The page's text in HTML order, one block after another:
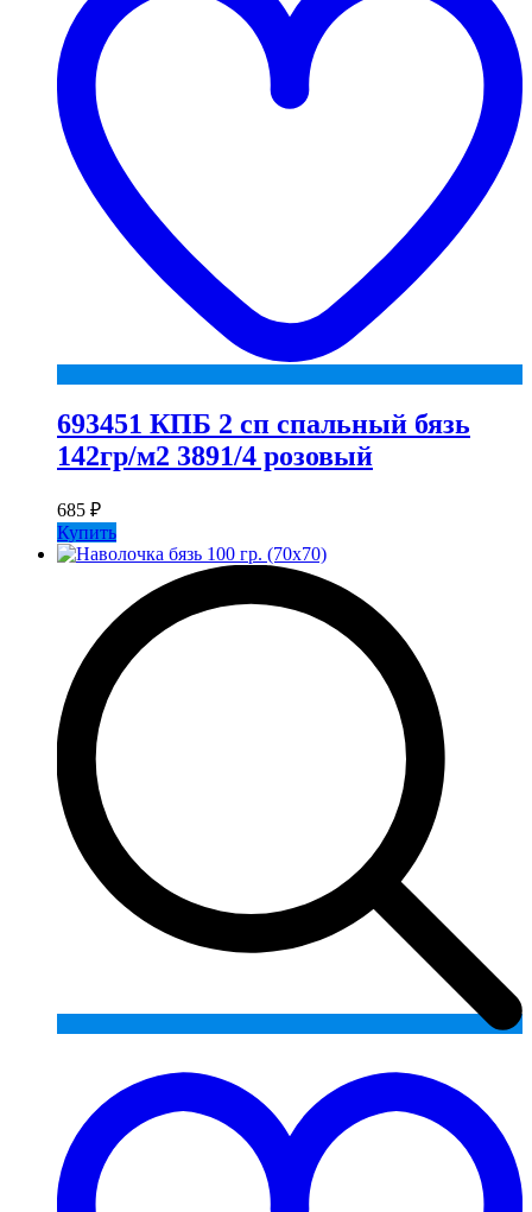
693451 КПБ 2 сп спальный бязь
142гр/м2 3891/4 розовый
685 ₽
Купить